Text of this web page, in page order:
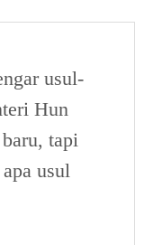
usul-
Hun
tapi
usul